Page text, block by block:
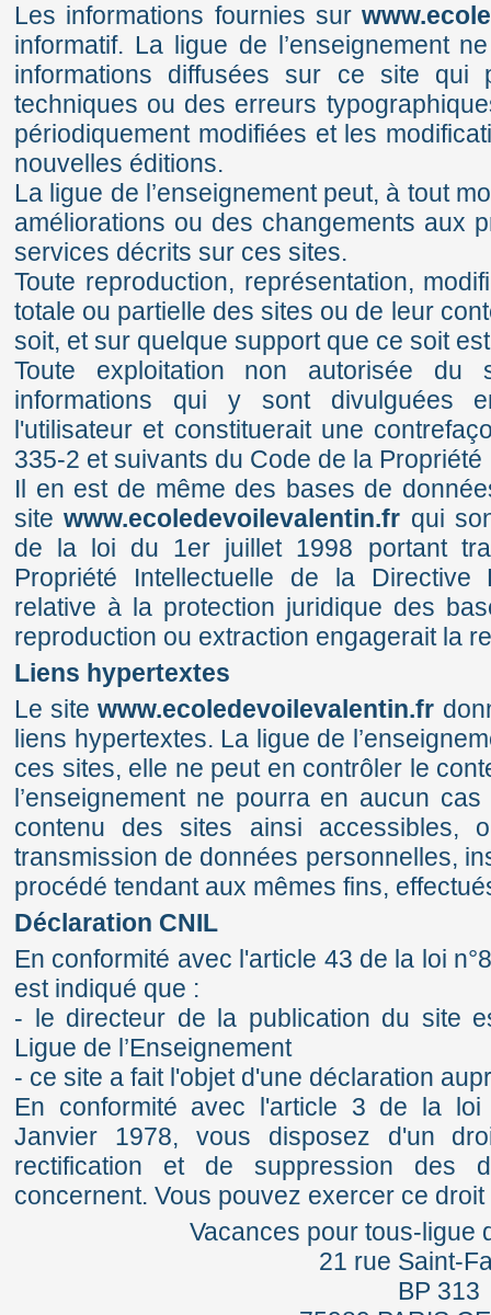
Les informations fournies sur
informatif. La ligue de l’enseignement
informations diffusées sur ce site qui
techniques ou des erreurs
périodiquement modifiées et les
nouvelles éditions.
La ligue de l’enseignement peut, à tout
améliorations ou des changements aux
services décrits sur ces sites.
Toute reproduction, représentation,
totale ou partielle des sites ou de leur
soit, et sur quelque support que ce soit
Toute exploitation non autorisée
informations qui y sont divulguées
l'utilisateur et constituerait une
335-2 et suivants du Code de la Propriété
Il en est de même des bases de
site www.ecoledevoilevalentin.fr qui
de la loi du 1er juillet 1998 portant
Propriété Intellectuelle de la
relative à la protection juridique des
reproduction ou extraction engagerait la
Liens hypertextes
Le site www.ecoledevoilevalentin.fr
liens hypertextes. La ligue de
ces sites, elle ne peut en contrôler le
l’enseignement ne pourra en aucun
contenu des sites ainsi accessibles,
transmission de données personnelles,
procédé tendant aux mêmes fins,
Déclaration CNIL
En conformité avec l'article 43 de la loi
est indiqué que :
- le directeur de la publication du site
Ligue de l’Enseignement
- ce site a fait l'objet d'une déclaration
En conformité avec l'article 3 de la
Janvier 1978, vous disposez d'un
rectification et de suppression des
concernent. Vous pouvez exercer ce
Vacances pour tous-ligue
21 rue Saint-
BP 313